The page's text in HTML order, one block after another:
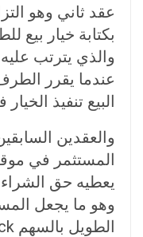
عقد ثاني وهو
والذي يترتب
عندما يقرر
البيع تنفيذ
وهو ما يجعل